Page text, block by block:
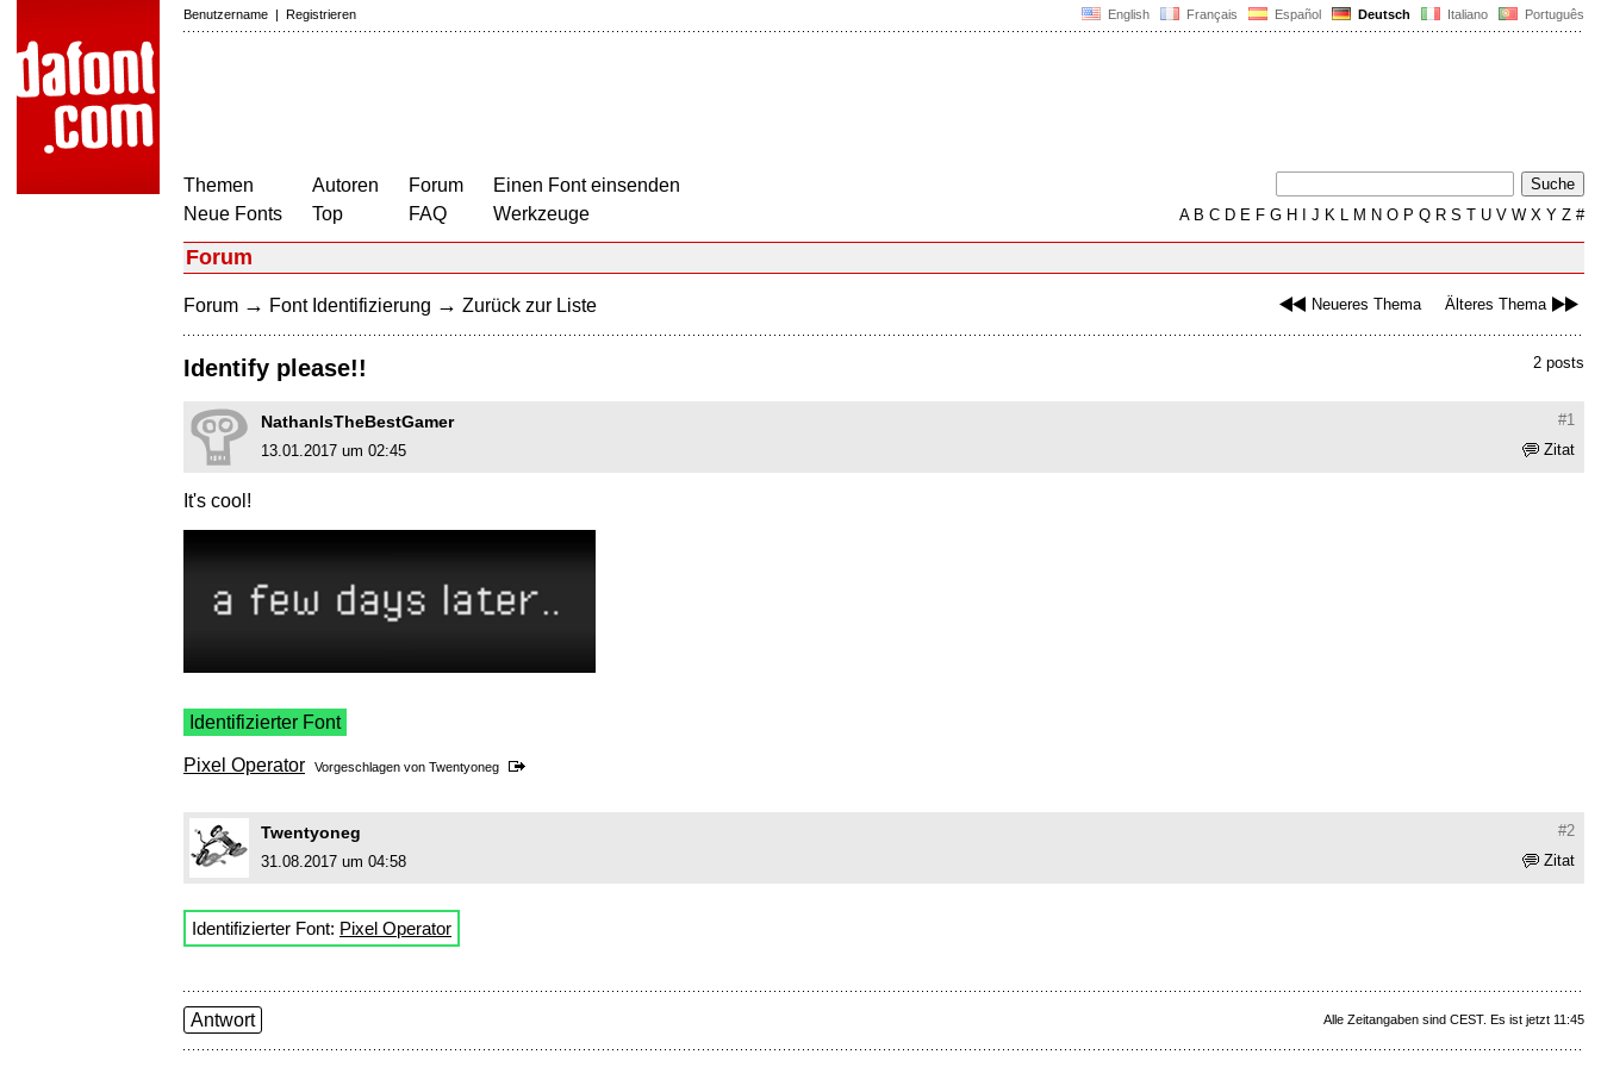
English Français Español Deutsch Italiano Português
Benutzername | Registrieren
Themen
Neue Fonts
Autoren
Top
Forum
FAQ
Einen Font einsenden
Werkzeuge
AB C D E F G H J K L M N O P Q R S T U V W X Y Z #
Forum
Neueres Thema Älteres Thema
Forum → Font Identifizierung → Zurück zur Liste
2 posts
Identify please!!
#1
NathanIsTheBestGamer
Zitat
13.01.2017 um 02:45
It's cool!
Identifizierter Font
Pixel Operator Vorgeschlagen von Twentyoneg
#2
Twentyoneg
Zitat
31.08.2017 um 04:58
Identifizierter Font: Pixel Operator
Alle Zeitangaben sind CEST. Es ist jetzt 11:45
Antwort